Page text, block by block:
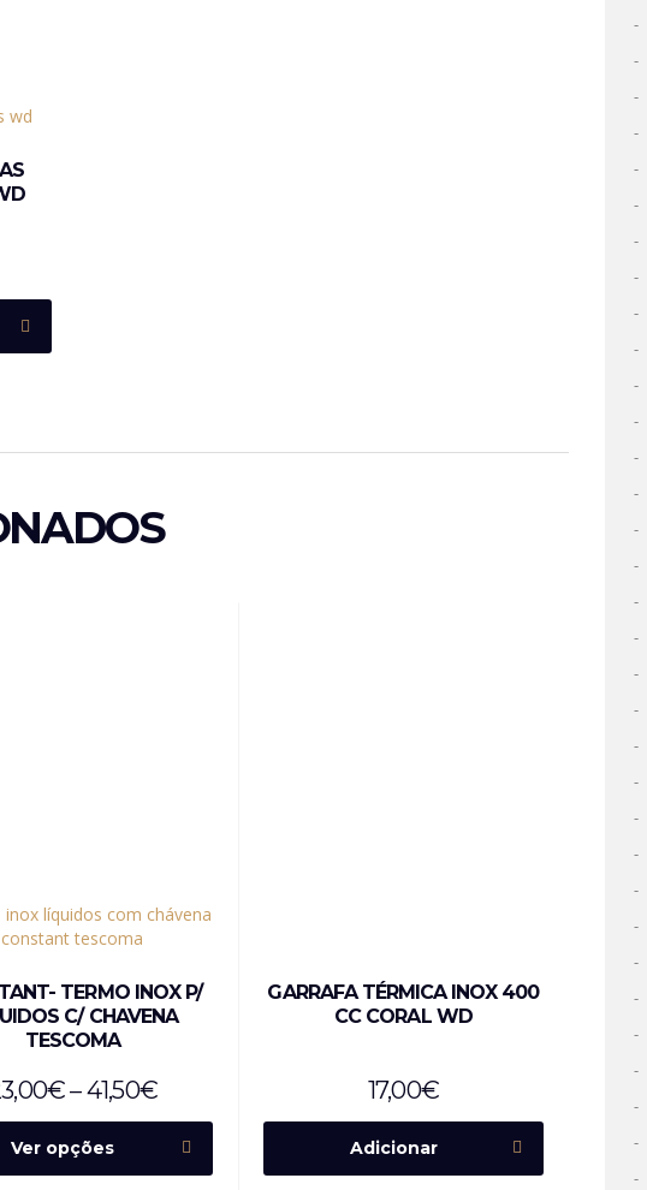
TERMO INOX P/
C/ CHAVENA
TESCOMA
€–41,50€
Ver opções
GARRAFA TÉRMICA INOX 400
CC CORAL WD
17,00€
Adicionar